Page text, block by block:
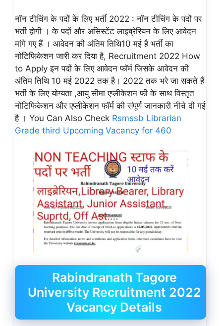
नॉन टीचिंग के पदों के लिए भर्ती 2022 : नॉन टीचिंग के पदों पर
भर्ती होगी । के पदों और असिस्टेंट लाइब्रेरियन के लिए आवेदन
मांगे गए हैं । आवेदन की अंतिम तिथि10 मई है भर्ती का
नोटिफिकेशन जारी कर दिया है, Recruitment 2022 How
to Apply इन पदों के लिए आवेदन फॉर्म जिसके आवेदन की
अंतिम तिथि 10 मई 2022 तक है। 2022 तक भरे जा सकते हैं
भर्ती के लिए योग्यता ,आयु सीमा एप्लीकेशन फी के साथ विस्तृत
नोटिफिकेशन और एप्लीकेशन फॉर्म की संपूर्ण जानकारी नीचे दी गई
है । You Can Also Check Rsmssb Librarian
Grade third Upcoming Vacancy for 460
Rabindranath Tagore
University Recruitment 2022
Vacancy Details